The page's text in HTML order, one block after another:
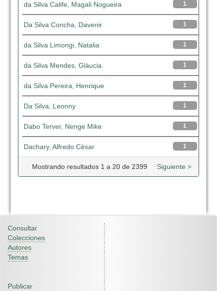
da Silva Calife, Magali Nogueira 1
Da Silva Concha, Davenir 1
da Silva Limongi, Natalia 1
da Silva Mendes, Gláucia 1
da Silva Pereira, Henrique 1
Da Silva, Leonny 1
Dabo Terver, Nenge Mike 1
Dachary, Alfredo César 1
Mostrando resultados 1 a 20 de 2399 Siguiente >
Consultar
Colecciones
Autores
Temas
Publicar